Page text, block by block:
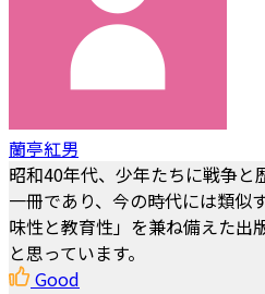
蘭亭紅男
昭和40年代、少年たちに戦争と
一冊であり、今の時代には類似
味性と教育性」を兼ね備えた出
と思っています。
Good